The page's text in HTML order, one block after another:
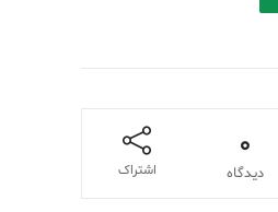
0
دیدگاه اشتراک